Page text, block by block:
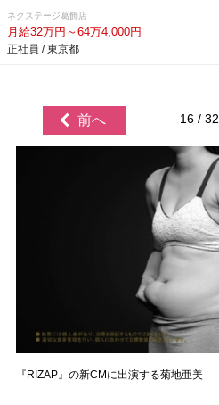
ネクステージ葛飾店
月給32万円～64万4,000円
正社員 / 東京都
前へ 16 / 32
『RIZAP』の新CMに出演する菊地亜美